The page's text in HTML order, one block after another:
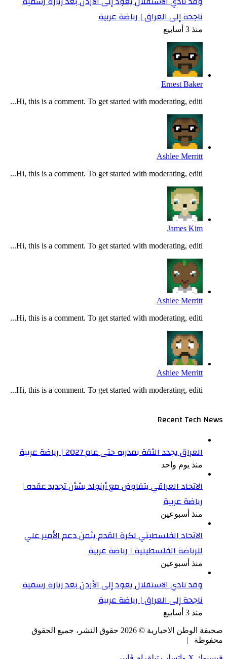
ناجحة إلى العراق | رياضة عربية
منذ 3 أسابيع
Ernest Baker
Hi, this is a comment. To get started with moderating, editi...
Ashlee Merritt
Hi, this is a comment. To get started with moderating, editi...
James Kim
Hi, this is a comment. To get started with moderating, editi...
Ashlee Merritt
Hi, this is a comment. To get started with moderating, editi...
Ashlee Merritt
Hi, this is a comment. To get started with moderating, editi...
Recent Tech News
العراق يجدد الثقة بمدربه حتى عام 2027 | رياضة عربية
منذ يوم واحد
الاتحاد العراقي يتفاوض مع أرنولد بشأن تجديد عقده |
رياضة عربية
منذ أسبوعين
الاتحاد الفلسطيني لكرة القدم يثمن دعم الأمير علي
للرياضة الفلسطينية | رياضة عربية
منذ أسبوعين
وفد نادي الاستقلال يعود إلى الأردن بعد زيارة رسمية
ناجحة إلى العراق | رياضة عربية
منذ 3 أسابيع
صحيفة الوطن الاخبارية © 2026 حقوق النشر، جميع الحقوق
محفوظة |